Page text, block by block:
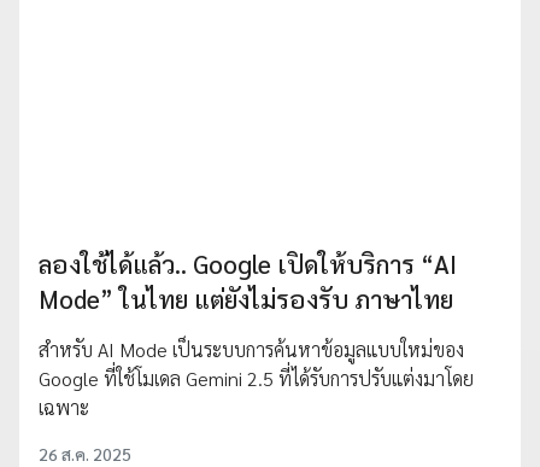
ลองใช้ได้แล้ว.. Google เปิดให้บริการ “AI
Mode” ในไทย แต่ยังไม่รองรับ ภาษาไทย
สำหรับ AI Mode เป็นระบบการค้นหาข้อมูลแบบใหม่ของ
Google ที่ใช้โมเดล Gemini 2.5 ที่ได้รับการปรับแต่งมาโดย
เฉพาะ
26 ส.ค. 2025